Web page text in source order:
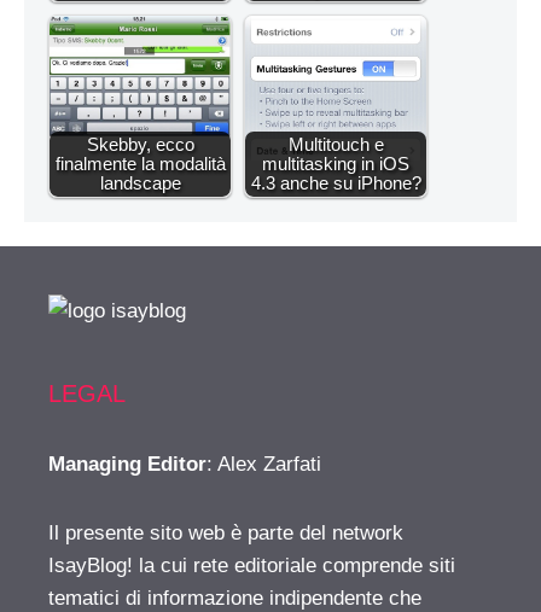
Skebby, ecco
finalmente la modalità
landscape
Multitouch e
multitasking in iOS
4.3 anche su iPhone?
LEGAL
Managing Editor: Alex Zarfati
Il presente sito web è parte del network
IsayBlog! la cui rete editoriale comprende siti
tematici di informazione indipendente che